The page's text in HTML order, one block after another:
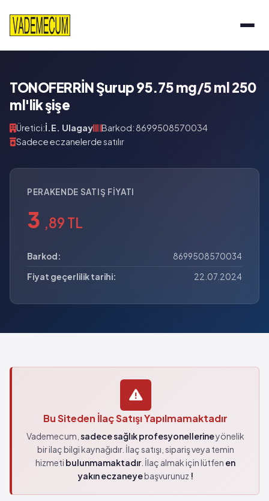
TONOFERRİN Şurup 95.75 mg/5 ml 250
ml'lik şişe
Üretici:İ.E. Ulagay
Barkod: 8699508570034
Sadece eczanelerde satılır
PERAKENDE SATIŞ FIYATI
3 ,89 TL
Barkod:
8699508570034
Fiyat geçerlilik tarihi:
22.07.2024
Bu Siteden İlaç Satışı Yapılmamaktadır
Vademecum, sadece sağlık profesyonellerineyönelik
bir ilaç bilgi kaynağıdır. İlaç satışı, sipariş veya temin
hizmeti bulunmamaktadır. İlaç almak için lütfen en
yakın eczaneyebaşvurunuz !